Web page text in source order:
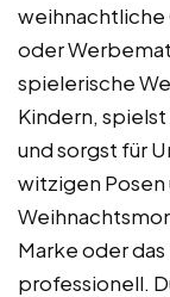
weihnachtliche
oder
spielerische
Kindern,
und sorgst für
witzigen
Marke oder
professionell.